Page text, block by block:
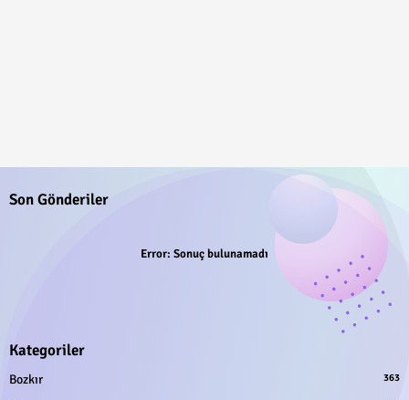
Son Gönderiler
Error: Sonuç bulunamadı
Kategoriler
Bozkır 363